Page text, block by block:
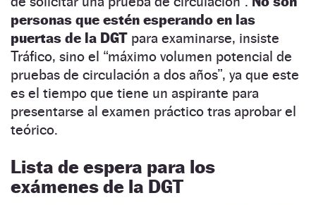
personas que estén esperando en las
puertas de la DGT para examinarse, insiste
Tráfico, sino el “máximo volumen potencial de
pruebas de circulación a dos años”, ya que este
es el tiempo que tiene un aspirante para
presentarse al examen práctico tras aprobar el
teórico.
Lista de espera para los
exámenes de la DGT